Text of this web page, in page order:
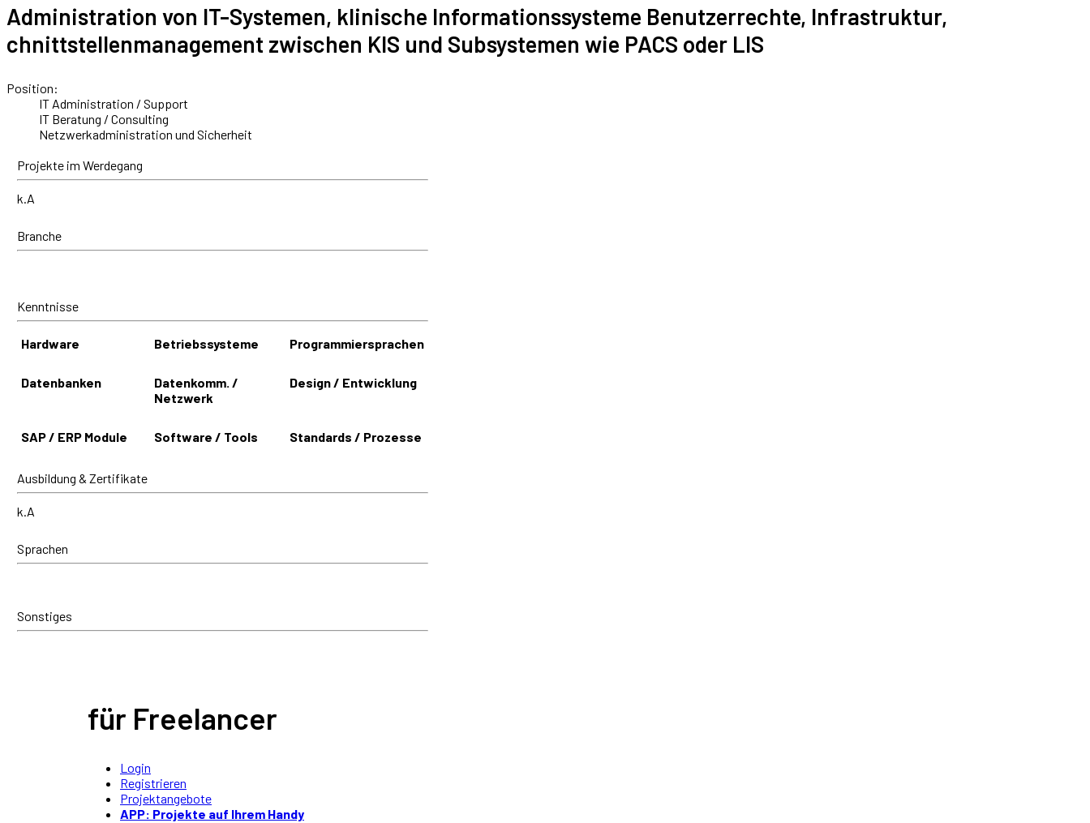
Administration von IT-Systemen, klinische Informationssysteme Benutzerrechte, Infrastruktur,
chnittstellenmanagement zwischen KIS und Subsystemen wie PACS oder LIS
Position:
IT Administration / Support
IT Beratung / Consulting
Netzwerkadministration und Sicherheit
Projekte im Werdegang
k.A
Branche
Kenntnisse
Hardware Betriebssysteme Programmiersprachen
Datenbanken
Datenkomm. /
Netzwerk
Design / Entwicklung
SAP / ERP Module Software / Tools Standards / Prozesse
Ausbildung & Zertifikate
k.A
Sprachen
Sonstiges
für Freelancer
Login
Registrieren
Projektangebote
APP: Projekte auf Ihrem Handy